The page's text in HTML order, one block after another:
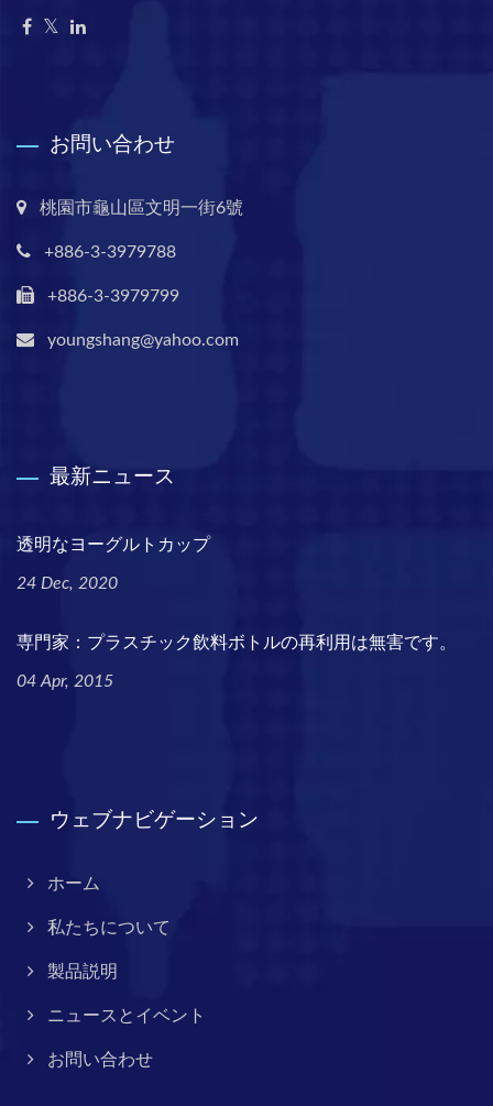
お問い合わせ
桃園市龜山區文明一街6號
+886-3-3979788
+886-3-3979799
youngshang@yahoo.com
最新ニュース
透明なヨーグルトカップ
24 Dec, 2020
専門家：プラスチック飲料ボトルの再利用は無害です。
04 Apr, 2015
ウェブナビゲーション
ホーム
私たちについて
製品説明
ニュースとイベント
お問い合わせ